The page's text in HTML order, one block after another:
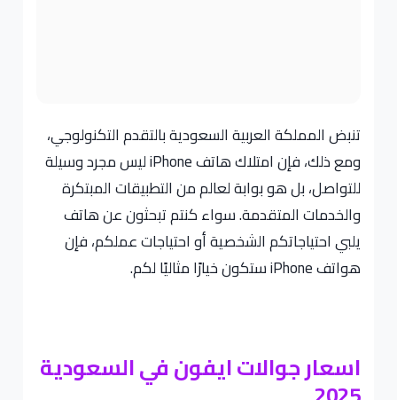
تنبض المملكة العربية السعودية بالتقدم التكنولوجي،
ومع ذلك، فإن امتلاك هاتف iPhone ليس مجرد وسيلة
للتواصل، بل هو بوابة لعالم من التطبيقات المبتكرة
والخدمات المتقدمة. سواء كنتم تبحثون عن هاتف
يلبي احتياجاتكم الشخصية أو احتياجات عملكم، فإن
هواتف iPhone ستكون خيارًا مثاليًا لكم.
اسعار جوالات ايفون في السعودية